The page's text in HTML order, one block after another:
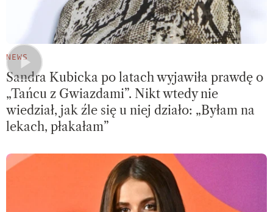
NEWS
Sandra Kubicka po latach wyjawiła prawdę o
„Tańcu z Gwiazdami”. Nikt wtedy nie
wiedział, jak źle się u niej działo: „Byłam na
lekach, płakałam”